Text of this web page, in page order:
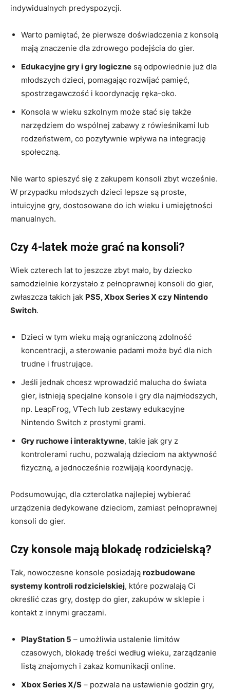
indywidualnych predyspozycji.
Warto pamiętać, że pierwsze doświadczenia z konsolą
mają znaczenie dla zdrowego podejścia do gier.
Edukacyjne gry i gry logiczne są odpowiednie już dla
młodszych dzieci, pomagając rozwijać pamięć,
spostrzegawczość i koordynację ręka-oko.
Konsola w wieku szkolnym może stać się także
narzędziem do wspólnej zabawy z rówieśnikami lub
rodzeństwem, co pozytywnie wpływa na integrację
społeczną.
Nie warto spieszyć się z zakupem konsoli zbyt wcześnie.
W przypadku młodszych dzieci lepsze są proste,
intuicyjne gry, dostosowane do ich wieku i umiejętności
manualnych.
Czy 4-latek może grać na konsoli?
Wiek czterech lat to jeszcze zbyt mało, by dziecko
samodzielnie korzystało z pełnoprawnej konsoli do gier,
zwłaszcza takich jak PS5, Xbox Series X czy Nintendo
Switch.
Dzieci w tym wieku mają ograniczoną zdolność
koncentracji, a sterowanie padami może być dla nich
trudne i frustrujące.
Jeśli jednak chcesz wprowadzić malucha do świata
gier, istnieją specjalne konsole i gry dla najmłodszych,
np. LeapFrog, VTech lub zestawy edukacyjne
Nintendo Switch z prostymi grami.
Gry ruchowe i interaktywne, takie jak gry z
kontrolerami ruchu, pozwalają dzieciom na aktywność
fizyczną, a jednocześnie rozwijają koordynację.
Podsumowując, dla czterolatka najlepiej wybierać
urządzenia dedykowane dzieciom, zamiast pełnoprawnej
konsoli do gier.
Czy konsole mają blokadę rodzicielską?
Tak, nowoczesne konsole posiadają rozbudowane
systemy kontroli rodzicielskiej, które pozwalają Ci
określić czas gry, dostęp do gier, zakupów w sklepie i
kontakt z innymi graczami.
PlayStation 5 – umożliwia ustalenie limitów
czasowych, blokadę treści według wieku, zarządzanie
listą znajomych i zakaz komunikacji online.
Xbox Series X/S – pozwala na ustawienie godzin gry,